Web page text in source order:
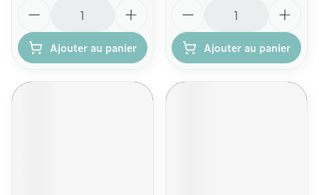
Ajouter au panier Ajouter au panier